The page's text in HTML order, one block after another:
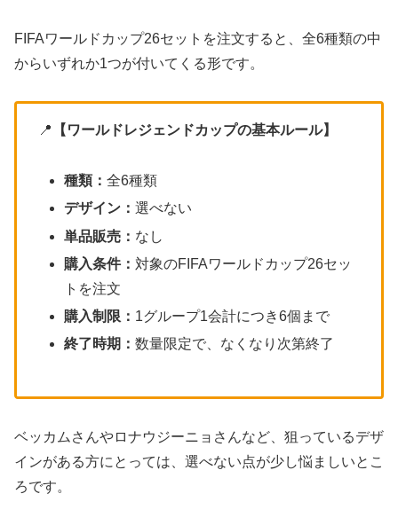
FIFAワールドカップ26セットを注文すると、全6種類の中
からいずれか1つが付いてくる形です。
📍 【ワールドレジェンドカップの基本ルール】
種類：全6種類
デザイン：選べない
単品販売： なし
購入条件： 対象のFIFAワールドカップ26セッ
トを注文
購入制限： 1グループ1会計につき6個まで
終了時期：数量限定で、なくなり次第終了
ベッカムさんやロナウジーニョさんなど、狙っているデザ
インがある方にとっては、選べない点が少し悩ましいとこ
ろです。